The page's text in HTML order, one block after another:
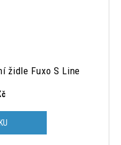
židle Fuxo S Line